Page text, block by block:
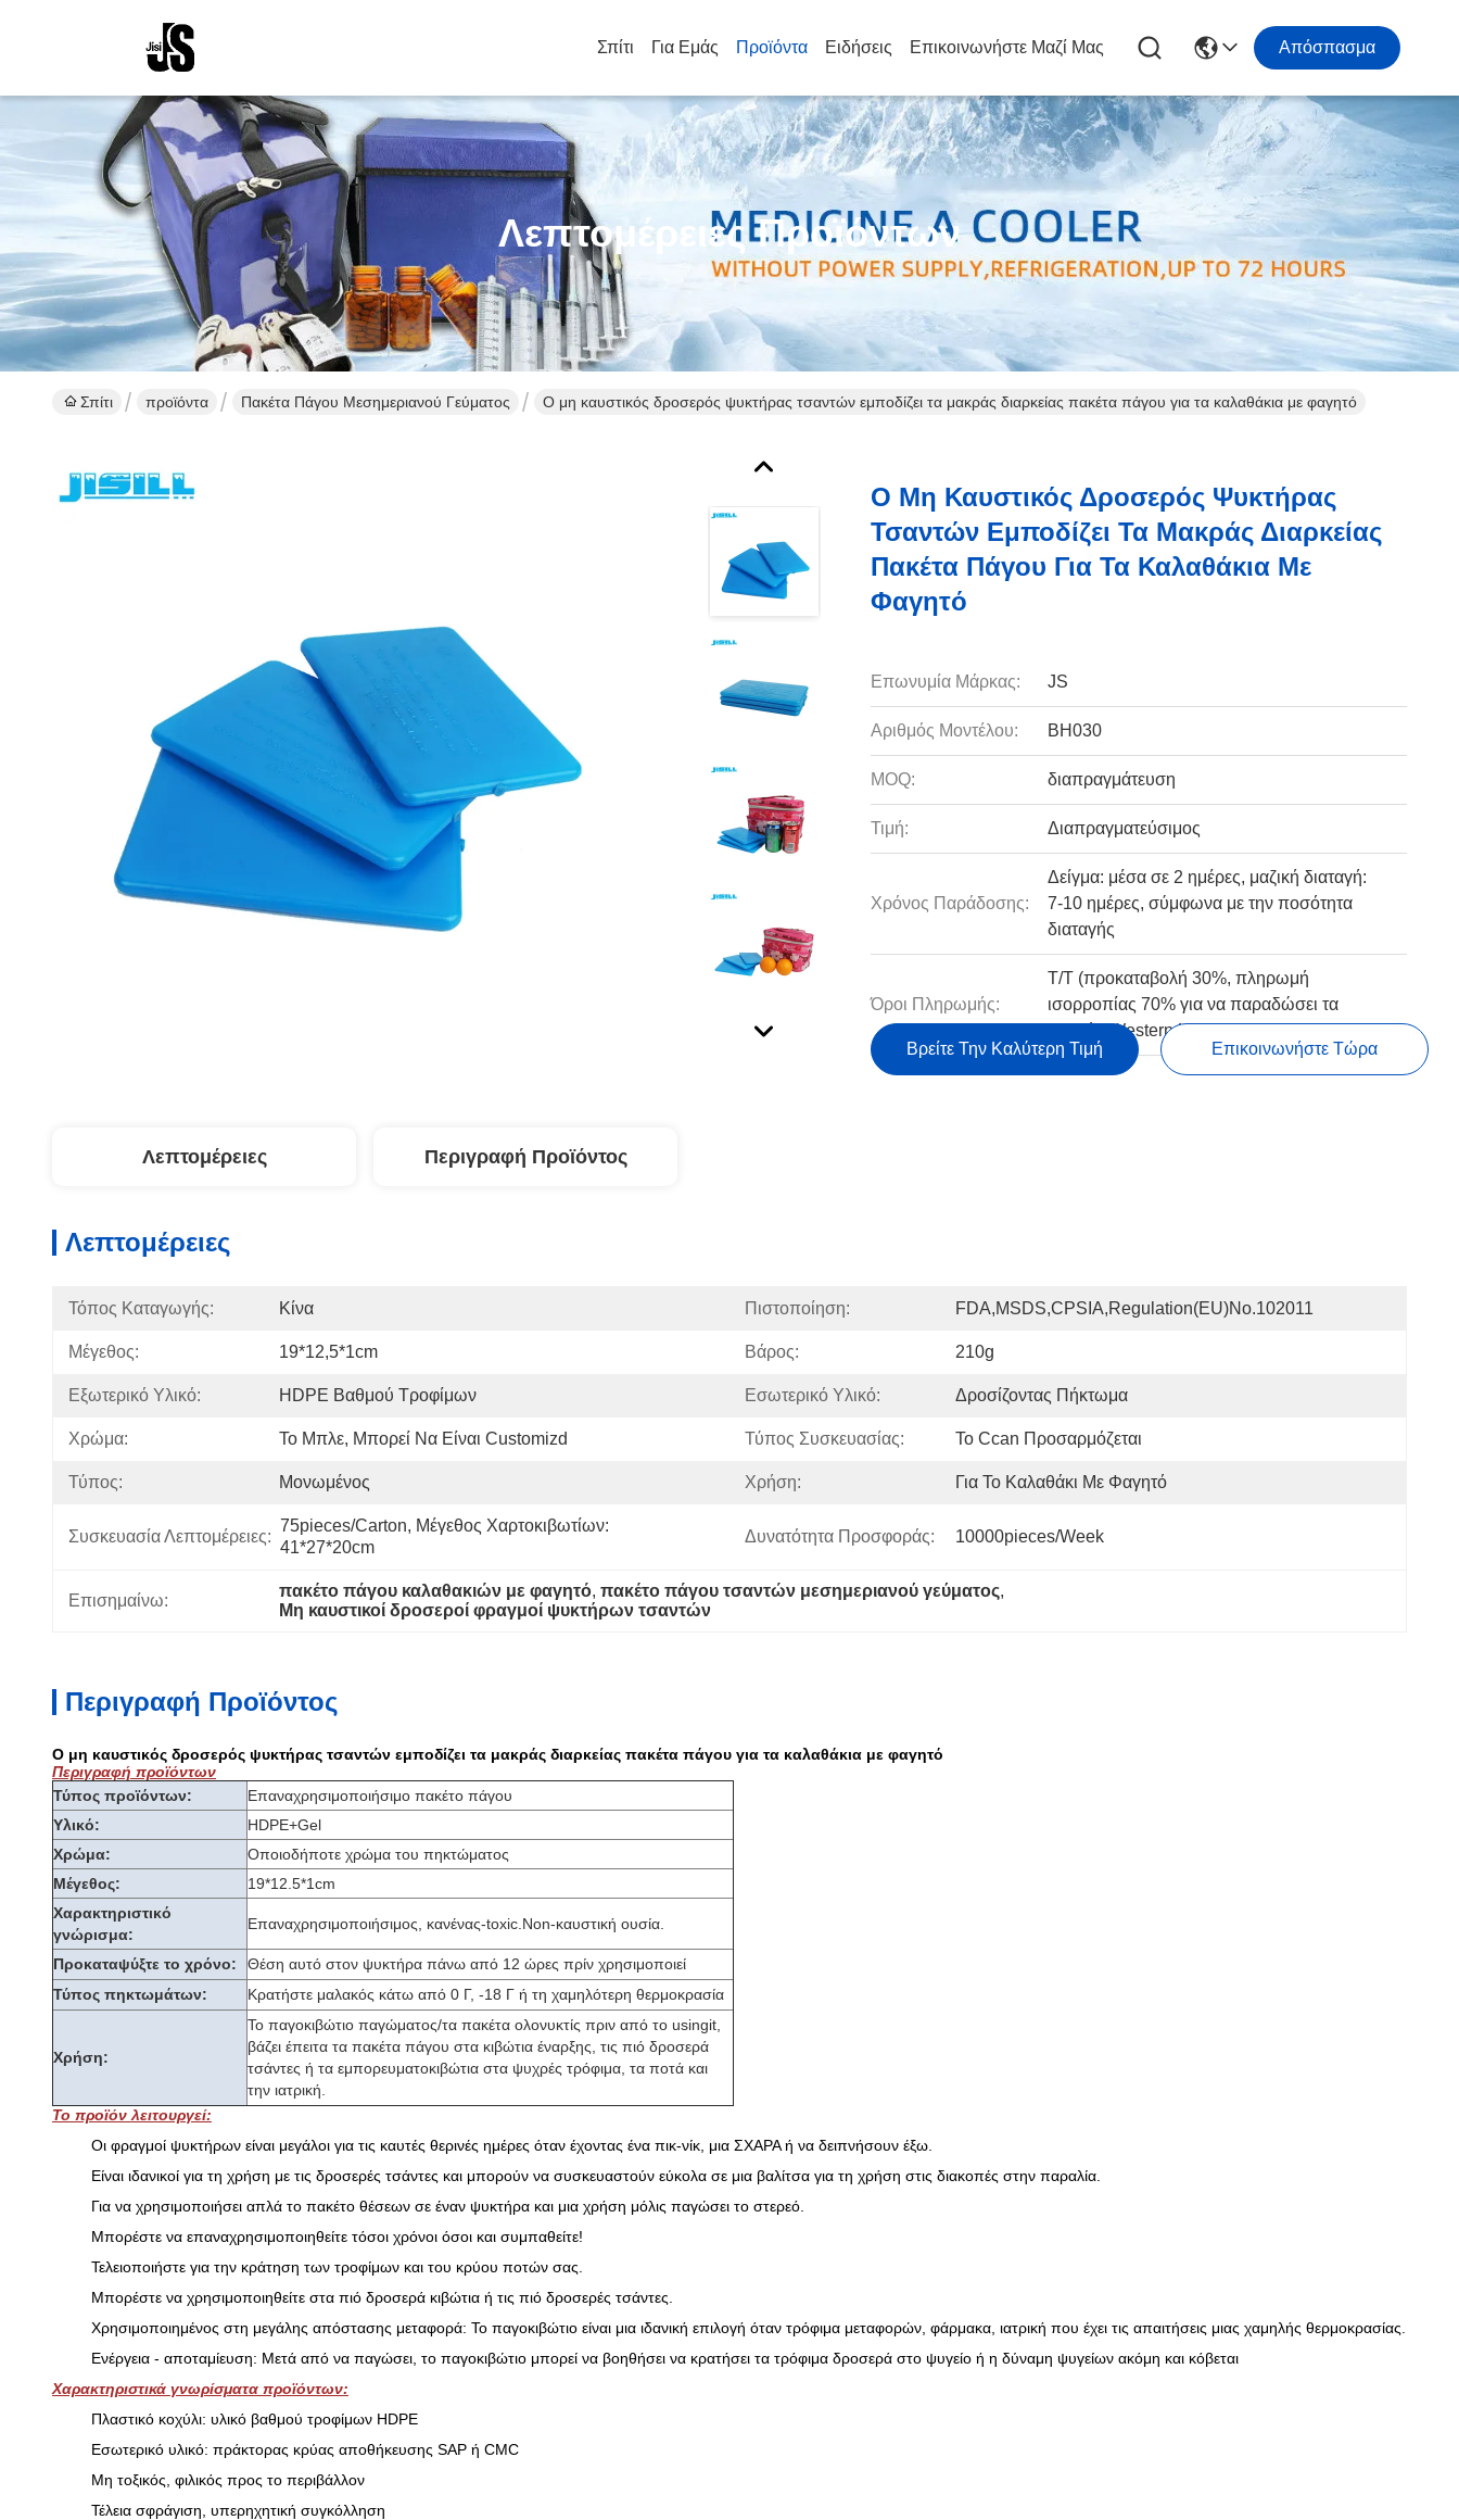
Σπίτι Για Εμάς Προϊόντα Ειδήσεις Επικοινωνήστε Μαζί Μας Απόσπασμα
Λεπτομέρειες Προϊόντων
Σπίτι προϊόντα Πακέτα Πάγου Μεσημεριανού Γεύματος Ο μη καυστικός δροσερός ψυκτήρας τσαντών εμποδίζει τα μακράς διαρκείας πακέτα πάγου για τα καλαθάκια με φαγητό
Ο Μη Καυστικός Δροσερός Ψυκτήρας
Τσαντών Εμποδίζει Τα Μακράς Διαρκείας
Πακέτα Πάγου Για Τα Καλαθάκια Με
Φαγητό
Επωνυμία Μάρκας: JS
Αριθμός Μοντέλου: BH030
MOQ: διαπραγμάτευση
Τιμή: Διαπραγματεύσιμος
Χρόνος Παράδοσης:
Δείγμα: μέσα σε 2 ημέρες, μαζική διαταγή:
7-10 ημέρες, σύμφωνα με την ποσότητα
διαταγής
Όροι Πληρωμής:
T/T (προκαταβολή 30%, πληρωμή
ισορροπίας 70% για να παραδώσει τα
αγαθά), Western Union, Paypal
Βρείτε Την Καλύτερη Τιμή
Επικοινωνήστε Τώρα
Λεπτομέρειες Περιγραφή Προϊόντος
Λεπτομέρειες
Τόπος Καταγωγής: Κίνα Πιστοποίηση: FDA,MSDS,CPSIA,Regulation(EU)no.102011
Μέγεθος: 19*12,5*1cm Βάρος: 210g
Εξωτερικό Υλικό: HDPE Βαθμού Τροφίμων Εσωτερικό Υλικό: Δροσίζοντας Πήκτωμα
Χρώμα: Το Μπλε, Μπορεί Να Είναι Customizd Τύπος Συσκευασίας: Το Ccan Προσαρμόζεται
Τύπος: Μονωμένος Χρήση: Για Το Καλαθάκι Με Φαγητό
Συσκευασία Λεπτομέρειες:
75pieces/carton, Μέγεθος Χαρτοκιβωτίων:
41*27*20cm
Δυνατότητα Προσφοράς: 10000pieces/week
Επισημαίνω:
πακέτο πάγου καλαθακιών με φαγητό, πακέτο πάγου τσαντών μεσημεριανού γεύματος,
Μη καυστικοί δροσεροί φραγμοί ψυκτήρων τσαντών
Περιγραφή Προϊόντος
Ο μη καυστικός δροσερός ψυκτήρας τσαντών εμποδίζει τα μακράς διαρκείας πακέτα πάγου για τα καλαθάκια με φαγητό
Περιγραφή προϊόντων
Τύπος προϊόντων:
Επαναχρησιμοποιήσιμο πακέτο πάγου
Υλικό:
HDPE+Gel
Χρώμα:
Οποιοδήποτε χρώμα του πηκτώματος
Μέγεθος:
19*12.5*1cm
Χαρακτηριστικό
γνώρισμα:
Επαναχρησιμοποιήσιμος, κανένας-toxic.Non-καυστική ουσία.
Προκαταψύξτε το χρόνο:
Θέση αυτό στον ψυκτήρα πάνω από 12 ώρες πρίν χρησιμοποιεί
Τύπος πηκτωμάτων:
Κρατήστε μαλακός κάτω από 0 Γ, -18 Γ ή τη χαμηλότερη θερμοκρασία
Χρήση:
Το παγοκιβώτιο παγώματος/τα πακέτα ολονυκτίς πριν από το usingit,
βάζει έπειτα τα πακέτα πάγου στα κιβώτια έναρξης, τις πιό δροσερά
τσάντες ή τα εμπορευματοκιβώτια στα ψυχρές τρόφιμα, τα ποτά και
την ιατρική.
Το προϊόν λειτουργεί:
Οι φραγμοί ψυκτήρων είναι μεγάλοι για τις καυτές θερινές ημέρες όταν έχοντας ένα πικ-νίκ, μια ΣΧΑΡΑ ή να δειπνήσουν έξω.
Είναι ιδανικοί για τη χρήση με τις δροσερές τσάντες και μπορούν να συσκευαστούν εύκολα σε μια βαλίτσα για τη χρήση στις διακοπές στην παραλία.
Για να χρησιμοποιήσει απλά το πακέτο θέσεων σε έναν ψυκτήρα και μια χρήση μόλις παγώσει το στερεό.
Μπορέστε να επαναχρησιμοποιηθείτε τόσοι χρόνοι όσοι και συμπαθείτε!
Τελειοποιήστε για την κράτηση των τροφίμων και του κρύου ποτών σας.
Μπορέστε να χρησιμοποιηθείτε στα πιό δροσερά κιβώτια ή τις πιό δροσερές τσάντες.
Χρησιμοποιημένος στη μεγάλης απόστασης μεταφορά: Το παγοκιβώτιο είναι μια ιδανική επιλογή όταν τρόφιμα μεταφορών, φάρμακα, ιατρική που έχει τις απαιτήσεις μιας χαμηλής θερμοκρασίας.
Ενέργεια - αποταμίευση: Μετά από να παγώσει, το παγοκιβώτιο μπορεί να βοηθήσει να κρατήσει τα τρόφιμα δροσερά στο ψυγείο ή η δύναμη ψυγείων ακόμη και κόβεται
Χαρακτηριστικά γνωρίσματα προϊόντων:
Πλαστικό κοχύλι: υλικό βαθμού τροφίμων HDPE
Εσωτερικό υλικό: πράκτορας κρύας αποθήκευσης SAP ή CMC
Μη τοξικός, φιλικός προς το περιβάλλον
Τέλεια σφράγιση, υπερηχητική συγκόλληση